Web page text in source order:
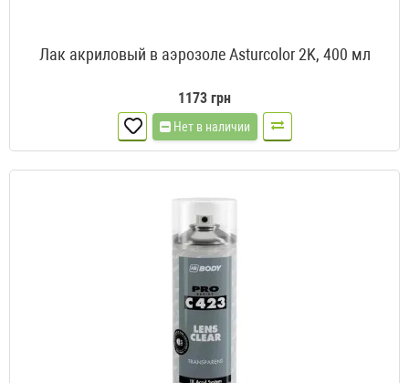
Лак акриловый в аэрозоле Asturcolor 2K, 400 мл
1173 грн
Нет в наличии